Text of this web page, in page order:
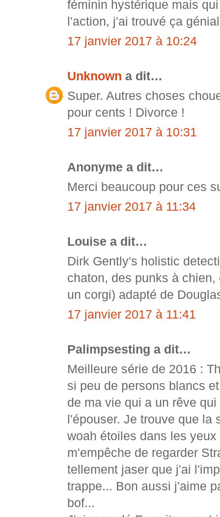
féminin hystérique mais
l'action, j'ai trouvé ça
17 janvier 2017 à 10:24
Unknown a dit…
Super. Autres choses
pour cents ! Divorce !
17 janvier 2017 à 10:31
Anonyme a dit…
Merci beaucoup pour ces
17 janvier 2017 à 11:34
Louise a dit…
Dirk Gently's holistic
chaton, des punks à
un corgi) adapté de
17 janvier 2017 à 11:41
Palimpsesting a dit…
Meilleure série de 2016 :
si peu de persons blancs
de ma vie qui a un rêve
l'épouser. Je trouve que
woah étoiles dans les
m'empêche de regarder
tellement jaser que j'ai
trappe... Bon aussi j'aime
bof...